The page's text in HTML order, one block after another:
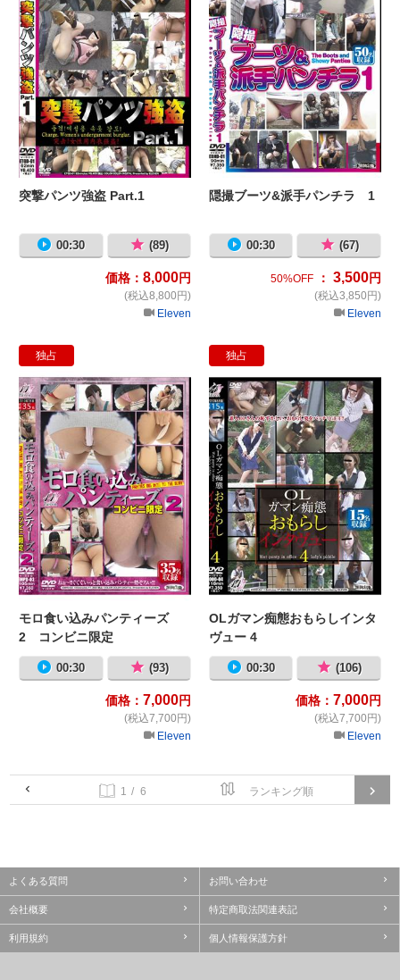
突撃パンツ強盗 Part.1
00:30 (89)
価格： 8,000円
(税込8,800円)
Eleven
隠撮ブーツ&派手パンチラ 1
00:30 (67)
50%OFF： 3,500円
(税込3,850円)
Eleven
独占
モロ食い込みパンティーズ
2 コンビニ限定
00:30 (93)
価格： 7,000円
(税込7,700円)
Eleven
独占
OLガマン痴態おもらしインタ
ヴュー 4
00:30 (106)
価格： 7,000円
(税込7,700円)
Eleven
/ 6
よくある質問 お問い合わせ
会社概要 特定商取法関連表記
利用規約 個人情報保護方針